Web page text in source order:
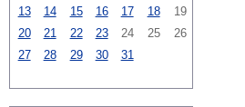
13
14 15 16 17 18
19
20
21 22 23 24 25
26
27
28 29 30 31